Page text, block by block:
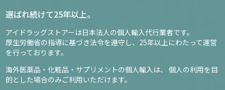
選ばれ続けて25年以上。
アイドラッグストアーは日本法人の個人輸入代行業者です。
厚生労働省の指導に基づき法令を遵守し、 25年以上にわたって運営
を行っております。
海外医薬品・化粧品・サプリメントの個人輸入は、
個人の利用を目
的とした場合のみご利用いただけます。